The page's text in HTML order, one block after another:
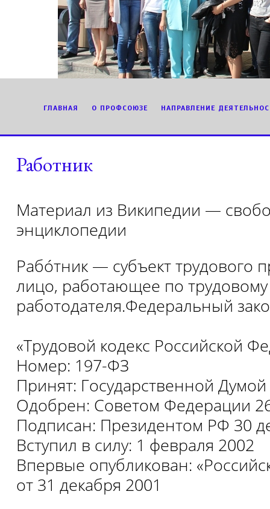
ГЛАВНАЯ О ПРОФСОЮЗЕ НАПРАВЛЕНИЕ
Работник
Материал из Википедии —
энциклопедии
Рабо́тник — субъект трудового
лицо, работающее по трудовому
работодателя.Федеральный
«Трудовой кодекс Российской
Номер: 197-ФЗ
Принят: Государственной
Одобрен: Советом Федерации
Подписан: Президентом РФ 30
Вступил в силу: 1 февраля 2002
Впервые опубликован:
от 31 декабря 2001